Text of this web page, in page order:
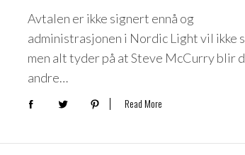
Avtalen er ikke signert ennå og
administrasjonen i Nordic Light vil ikke
men alt tyder på at Steve McCurry blir
andre…
Read More